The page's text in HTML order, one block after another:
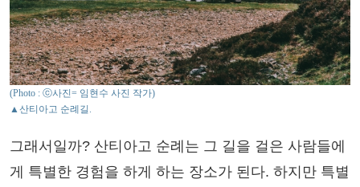
(Photo : ⓒ사진= 임현수 사진 작가)
▲산티아고 순례길.
그래서일까? 산티아고 순례는 그 길을 걸은 사람들에
게 특별한 경험을 하게 하는 장소가 된다. 하지만 특별